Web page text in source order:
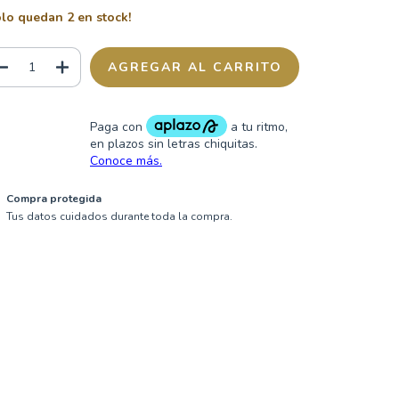
quedan 2en stock!
Compra protegida
Tus datos cuidados durante toda la compra.